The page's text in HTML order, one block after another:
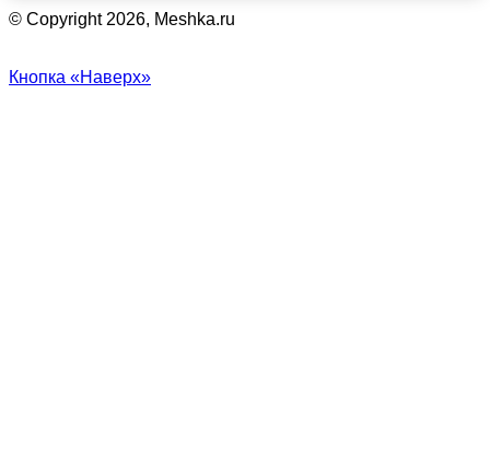
© Copyright 2026, Meshka.ru
Кнопка «Наверх»